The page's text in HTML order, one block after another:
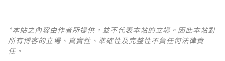
*本站之內容由作者所提供，並不代表本站的立場。因此本站對
所有博客的立場、真實性、準確性及完整性不負任何法律責
任。